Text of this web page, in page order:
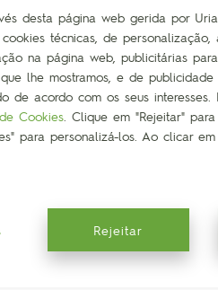
melhorar a qualidade do sono.
desta página web gerida por
cookies técnicas, de
na página web, publicitárias
lhe mostramos, e de publicidade
de acordo com os seus interesses.
Cookies . Clique em "Rejeitar"
para personalizá-los. Ao clicar
Rejeitar